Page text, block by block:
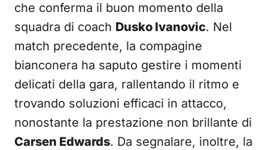
che conferma il buon momento della
squadra di coach Dusko Ivanovic. Nel
match precedente, la compagine
bianconera ha saputo gestire i momenti
delicati della gara, rallentando il ritmo e
trovando soluzioni efficaci in attacco,
nonostante la prestazione non brillante di
Carsen Edwards. Da segnalare, inoltre, la